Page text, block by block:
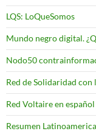
LQS: LoQueSomos
Mundo negro digital.
Nodo50
Red de Solidaridad
Red Voltaire en español
Resumen